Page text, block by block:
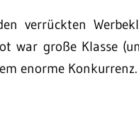
verrückten
war große Klasse
enorme